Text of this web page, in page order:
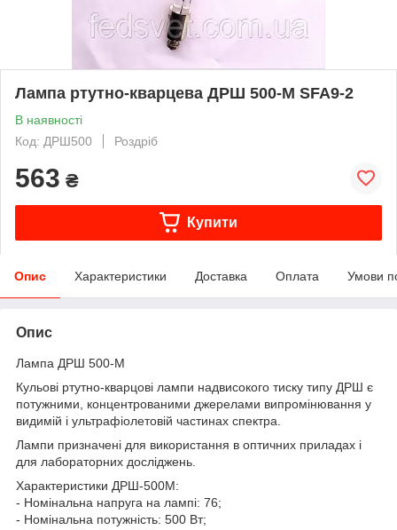
Лампа ртутно-кварцева ДРШ 500-М SFA9-2
В наявності
Код: ДРШ500
Роздріб
563 ₴
Купити
Опис Характеристики Доставка Оплата Умови
Опис
Лампа ДРШ 500-М
Кульові ртутно-кварцові лампи надвисокого тиску типу ДРШ є
потужними, концентрованими джерелами випромінювання у
видимій і ультрафіолетовій частинах спектра.
Лампи призначені для використання в оптичних приладах і
для лабораторних досліджень.
Характеристики ДРШ-500М:
- Номінальна напруга на лампі: 76;
- Номінальна потужність: 500 Вт;